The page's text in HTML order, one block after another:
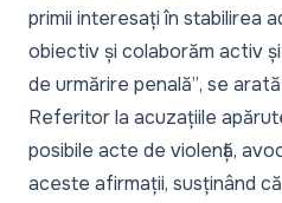
primii interesați în stabilirea
obiectiv și colaborăm activ
de urmărire penală”, se
Referitor la acuzațiile
posibile acte de violență,
aceste afirmații, susținând